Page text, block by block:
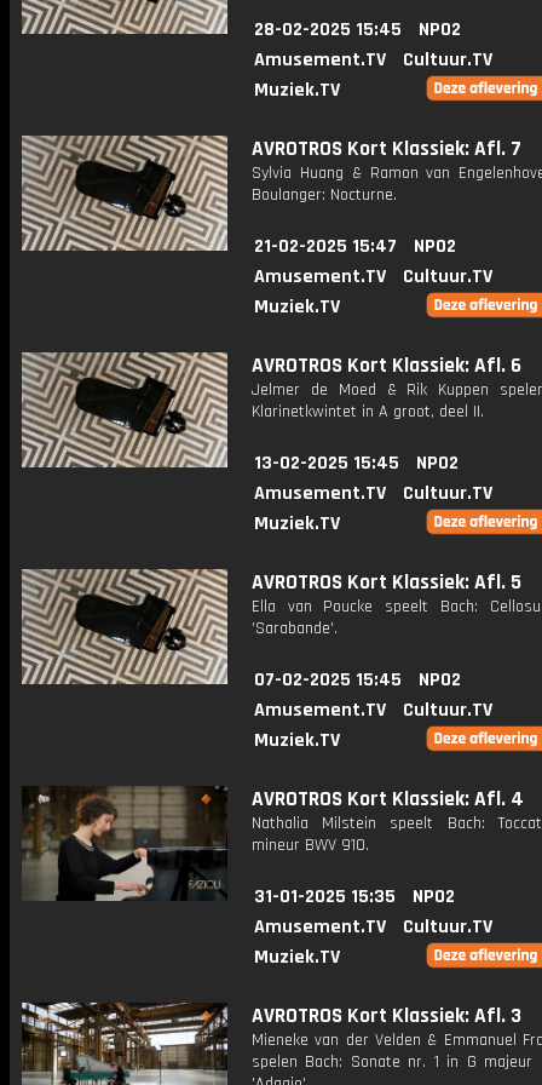
28-02-2025 15:45
NPO2
Amusement.TV
Cultuur.TV
Muziek.TV
AVROTROS Kort Klassiek: Afl. 7
Sylvia Huang & Ramon van
Boulanger: Nocturne.
21-02-2025 15:47
NPO2
Amusement.TV
Cultuur.TV
Muziek.TV
AVROTROS Kort Klassiek: Afl. 6
Jelmer de Moed & Rik Kuppen
Klarinetkwintet in A groot, deel II.
13-02-2025 15:45
NPO2
Amusement.TV
Cultuur.TV
Muziek.TV
AVROTROS Kort Klassiek: Afl. 5
Ella van Poucke speelt Bach:
'Sarabande'.
07-02-2025 15:45
NPO2
Amusement.TV
Cultuur.TV
Muziek.TV
AVROTROS Kort Klassiek: Afl. 4
Nathalia Milstein speelt Bach:
mineur BWV 910.
31-01-2025 15:35
NPO2
Amusement.TV
Cultuur.TV
Muziek.TV
AVROTROS Kort Klassiek: Afl. 3
Mieneke van der Velden & Emmanuel
spelen Bach: Sonate nr. 1 in G majeur